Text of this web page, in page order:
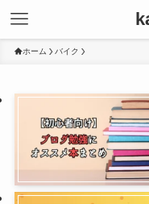
ホーム バイク